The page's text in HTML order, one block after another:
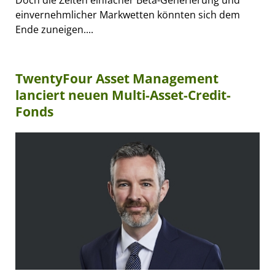
einvernehmlicher Markwetten könnten sich dem
Ende zuneigen....
TwentyFour Asset Management
lanciert neuen Multi-Asset-Credit-
Fonds